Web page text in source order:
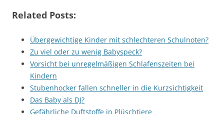
Related Posts:
Übergewichtige Kinder mit schlechteren Schulnoten?
Zu viel oder zu wenig Babyspeck?
Vorsicht bei unregelmäßigen Schlafenszeiten bei
Kindern
Stubenhocker fallen schneller in die Kurzsichtigkeit
Das Baby als DJ?
Gefährliche Duftstoffe in Plüschtiere